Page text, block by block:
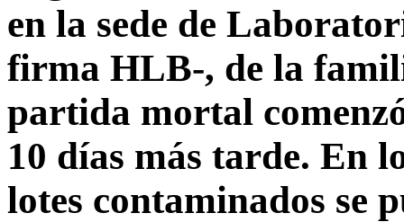
en la sede de
firma HLB-, de la
partida mortal
10 días más tarde. En
lotes contaminados se